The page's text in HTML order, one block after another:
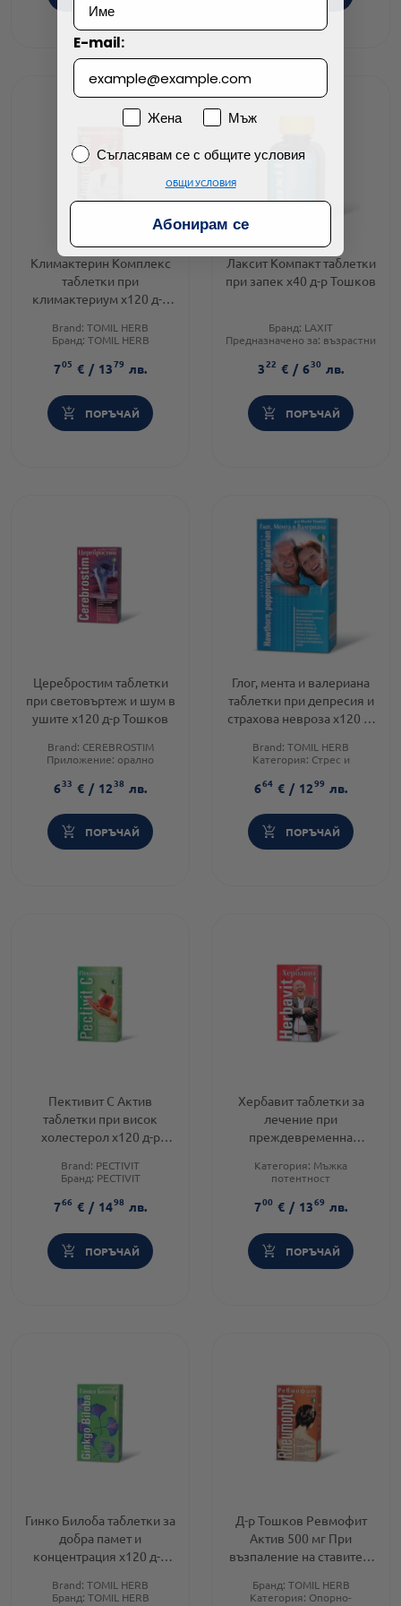
Климактерин Комплекс
таблетки при
климактериум х120 д-р
Brand: TOMIL HERB
Бранд: TOMIL HERB
705 € / 1379 лв.
ПОРЪЧАЙ
Лаксит Компакт таблетки
при запек х40 д-р Тошков
Бранд: LAXIT
Предназначено за: възрастни
322 € / 630 лв.
ПОРЪЧАЙ
Церебростим таблетки
при световъртеж и шум в
ушите х120 д-р Тошков
Brand: CEREBROSTIM
Приложение: орално
633 € / 1238 лв.
ПОРЪЧАЙ
Глог, мента и валериана
таблетки при депресия и
страхова невроза х120 д-
Brand: TOMIL HERB
Категория: Стрес и
Форма на продукта: таблетки
664 € / 1299 лв.
ПОРЪЧАЙ
Пективит C Актив
таблетки при висок
холестерол х120 д-р
Brand: PECTIVIT
Бранд: PECTIVIT
766 € / 1498 лв.
ПОРЪЧАЙ
Хербавит таблетки за
лечение при
преждевременна
Тошков
Категория: Мъжка
потентност
Форма на продукта: таблетки
700 € / 1369 лв.
ПОРЪЧАЙ
Гинко Билоба таблетки за
добра памет и
концентрация х120 д-р
Brand: TOMIL HERB
Бранд: TOMIL HERB
Д-р Тошков Ревмофит
Актив 500 мг При
възпаление на ставите и
таблетки
Бранд: TOMIL HERB
Категория: Опорно-
E-mail:
ПолЖена
Мъж
Съгласявам се с общите условия
Съгласявам се с общите условия
ОБЩИ УСЛОВИЯ
Абонирам се